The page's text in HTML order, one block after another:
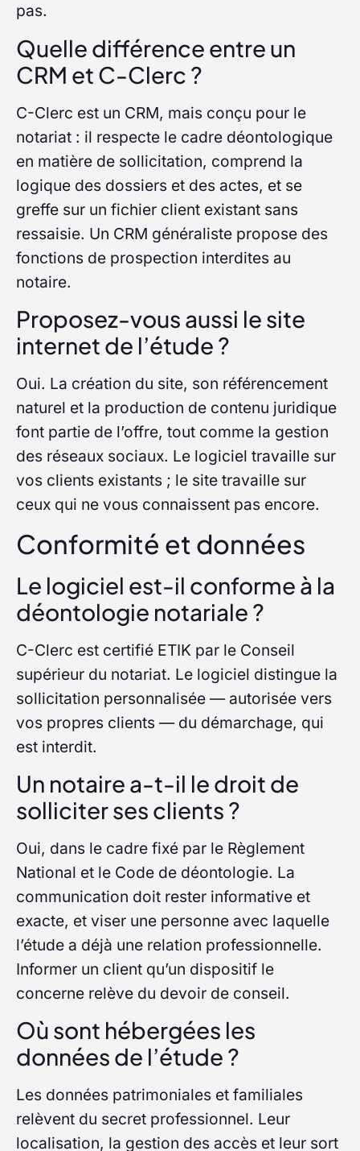
pas.
Quelle différence entre un
CRM et C-Clerc ?
C-Clerc est un CRM, mais conçu pour le
notariat : il respecte le cadre déontologique
en matière de sollicitation, comprend la
logique des dossiers et des actes, et se
greffe sur un fichier client existant sans
ressaisie. Un CRM généraliste propose des
fonctions de prospection interdites au
notaire.
Proposez-vous aussi le site
internet de l’étude ?
Oui. La création du site, son référencement
naturel et la production de contenu juridique
font partie de l’offre, tout comme la gestion
des réseaux sociaux. Le logiciel travaille sur
vos clients existants ; le site travaille sur
ceux qui ne vous connaissent pas encore.
Conformité et données
Le logiciel est-il conforme à la
déontologie notariale ?
C-Clerc est certifié ETIK par le Conseil
supérieur du notariat. Le logiciel distingue la
sollicitation personnalisée — autorisée vers
vos propres clients — du démarchage, qui
est interdit.
Un notaire a-t-il le droit de
solliciter ses clients ?
Oui, dans le cadre fixé par le Règlement
National et le Code de déontologie. La
communication doit rester informative et
exacte, et viser une personne avec laquelle
l’étude a déjà une relation professionnelle.
Informer un client qu’un dispositif le
concerne relève du devoir de conseil.
Où sont hébergées les
données de l’étude ?
Les données patrimoniales et familiales
relèvent du secret professionnel. Leur
localisation, la gestion des accès et leur sort